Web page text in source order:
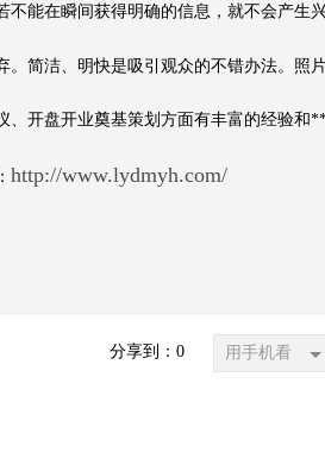
在瞬间获得明确的信息，就不会产生
洁、明快是吸引观众的不错办法。照片
开盘开业奠基策划方面有丰富的经验和
http://www.lydmyh.com/
分享到： 0 用手机看